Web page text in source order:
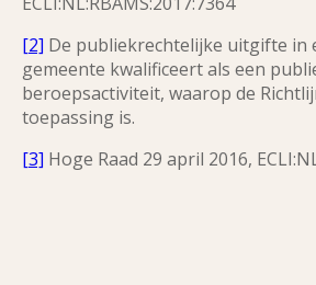
[2] De publiekrechtelijke uitgifte in
gemeente kwalificeert als een
beroepsactiviteit, waarop de
toepassing is.
[3] Hoge Raad 29 april 2016,